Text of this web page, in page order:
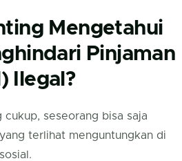
Mengetahui
Pinjaman
Ilegal?
cukup, seseorang bisa saja
terlihat menguntungkan di